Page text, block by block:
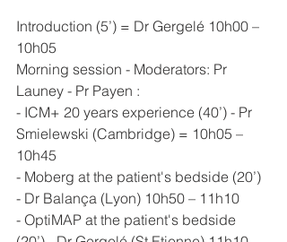
Introduction (5’) = Dr Gergelé 10h00 –
10h05
Morning session - Moderators: Pr
Launey - Pr Payen :
- ICM+ 20 years experience (40’) - Pr
Smielewski (Cambridge) = 10h05 –
10h45
- Moberg at the patient's bedside (20’)
- Dr Balança (Lyon) 10h50 – 11h10
- OptiMAP at the patient's bedside